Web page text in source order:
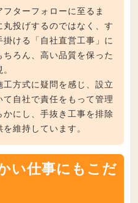
ターフォローに至るま
投げするのではなく、す
掛ける
「自社直営工事」 に
ろん、高い品質を保った
方式に疑問を感じ、設立
自社で責任をもって管理
にし、手抜き工事を排除
を維持しています。
い仕事にもこだ